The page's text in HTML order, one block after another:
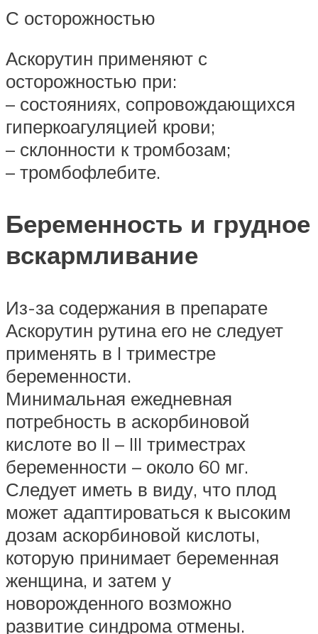
С осторожностью
Аскорутин применяют с
осторожностью при:
– состояниях, сопровождающихся
гиперкоагуляцией крови;
– склонности к тромбозам;
– тромбофлебите.
Беременность и грудное
вскармливание
Из-за содержания в препарате
Аскорутин рутина его не следует
применять в I триместре
беременности.
Минимальная ежедневная
потребность в аскорбиновой
кислоте во II – III триместрах
беременности – около 60 мг.
Следует иметь в виду, что плод
может адаптироваться к высоким
дозам аскорбиновой кислоты,
которую принимает беременная
женщина, и затем у
новорожденного возможно
развитие синдрома отмены.